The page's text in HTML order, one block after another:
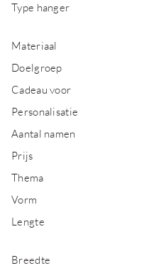
Type hanger
Materiaal
Doelgroep
Cadeau voor
Personalisatie
Aantal namen
Prijs
Thema
Vorm
Lengte
Breedte